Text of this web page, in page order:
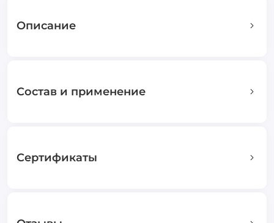
Описание
Состав и применение
Сертификаты